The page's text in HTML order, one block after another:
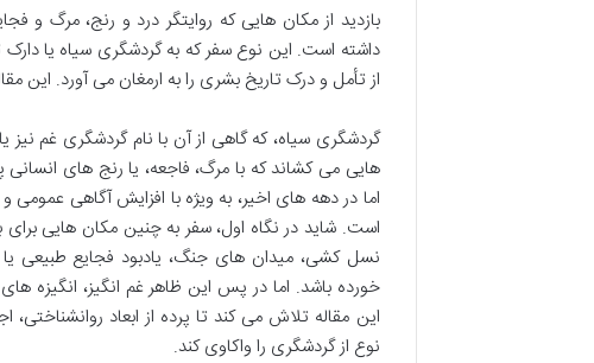
بازدید از مکان هایی که روایتگر درد و رنج، مرگ و
داشته است. این نوع سفر که به گردشگری سیاه یا دارک
از تأمل و درک تاریخ بشری را به ارمغان می آورد. این
گردشگری سیاه، که گاهی از آن با نام گردشگری غم
هایی می کشاند که با مرگ، فاجعه، یا رنج های
اما در دهه های اخیر، به ویژه با افزایش آگاهی
است. شاید در نگاه اول، سفر به چنین مکان هایی برای
نسل کشی، میدان های جنگ، یادبود فجایع طبیعی
خورده باشد. اما در پس این ظاهر غم انگیز،
این مقاله تلاش می کند تا پرده از ابعاد
نوع از گردشگری را واکاوی کند.